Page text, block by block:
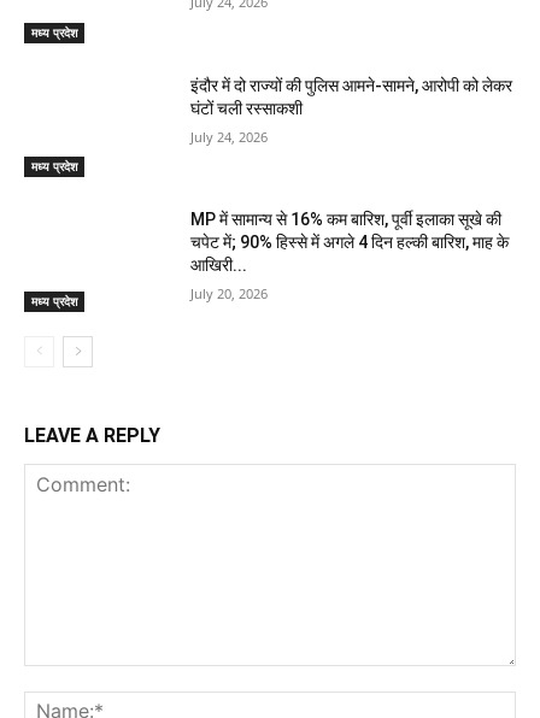
मध्य प्रदेश
मध्य प्रदेश
इंदौर में दो राज्यों की पुलिस आमने-सामने, आरोपी को लेकर
घंटों चली रस्साकशी
July 24, 2026
मध्य प्रदेश
MP में सामान्य से 16% कम बारिश, पूर्वी इलाका सूखे की
चपेट में; 90% हिस्से में अगले 4 दिन हल्की बारिश, माह के
आखिरी...
July 20, 2026
LEAVE A REPLY